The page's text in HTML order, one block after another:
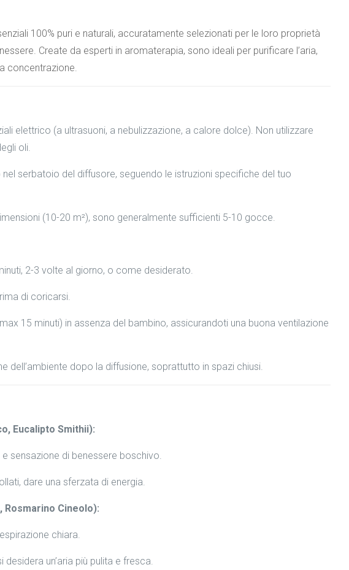
100% puri e naturali, accuratamente selezionati per le loro proprietà
Create da esperti in aromaterapia, sono ideali per purificare l’aria,
concentrazione.
elettrico (a ultrasuoni, a nebulizzazione, a calore dolce). Non utilizzare
oli.
serbatoio del diffusore, seguendo le istruzioni specifiche del tuo
(10-20 m²), sono generalmente sufficienti 5-10 gocce.
2-3 volte al giorno, o come desiderato.
di coricarsi.
15 minuti) in assenza del bambino, assicurandoti una buona ventilazione
dell’ambiente dopo la diffusione, soprattutto in spazi chiusi.
Eucalipto Smithii):
sensazione di benessere boschivo.
dare una sferzata di energia.
Rosmarino Cineolo):
chiara.
un’aria più pulita e fresca.